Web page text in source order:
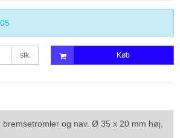
stk. Køb
bremsetromler og nav. Ø 35 x 20 mm høj,